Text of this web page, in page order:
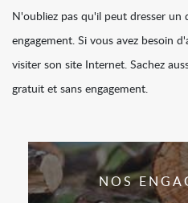
N'oubliez pas qu'il peut dresser
engagement. Si vous avez besoin
visiter son site Internet. Sachez
gratuit et sans engagement.
NOS